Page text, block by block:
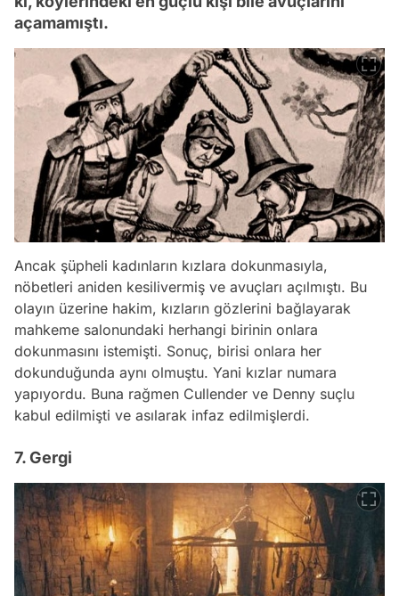
açamamıştı.
Ancak şüpheli kadınların kızlara dokunmasıyla,
nöbetleri aniden kesilivermiş ve avuçları açılmıştı. Bu
olayın üzerine hakim, kızların gözlerini bağlayarak
mahkeme salonundaki herhangi birinin onlara
dokunmasını istemişti. Sonuç, birisi onlara her
dokunduğunda aynı olmuştu. Yani kızlar numara
yapıyordu. Buna rağmen Cullender ve Denny suçlu
kabul edilmişti ve asılarak infaz edilmişlerdi.
7. Gergi